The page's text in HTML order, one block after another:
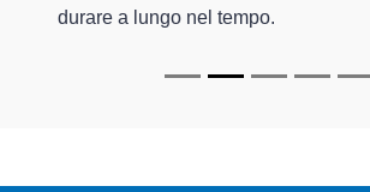
durare a lungo nel tempo.